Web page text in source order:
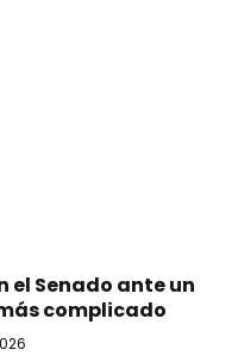
el Senado ante un
complicado